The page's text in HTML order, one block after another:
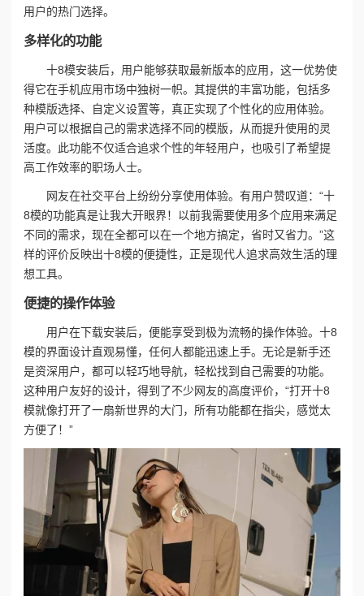
用户的热门选择。
多样化的功能
十8模安装后，用户能够获取最新版本的应用，这一优势使
得它在手机应用市场中独树一帜。其提供的丰富功能，包括多
种模版选择、自定义设置等，真正实现了个性化的应用体验。
用户可以根据自己的需求选择不同的模版，从而提升使用的灵
活度。此功能不仅适合追求个性的年轻用户，也吸引了希望提
高工作效率的职场人士。
网友在社交平台上纷纷分享使用体验。有用户赞叹道：“十
8模的功能真是让我大开眼界！以前我需要使用多个应用来满足
不同的需求，现在全都可以在一个地方搞定，省时又省力。”这
样的评价反映出十8模的便捷性，正是现代人追求高效生活的理
想工具。
便捷的操作体验
用户在下载安装后，便能享受到极为流畅的操作体验。十8
模的界面设计直观易懂，任何人都能迅速上手。无论是新手还
是资深用户，都可以轻巧地导航，轻松找到自己需要的功能。
这种用户友好的设计，得到了不少网友的高度评价，“打开十8
模就像打开了一扇新世界的大门，所有功能都在指尖，感觉太
方便了！”